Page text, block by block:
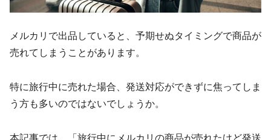
メルカリで出品していると、予期せぬタイミングで商品が
売れてしまうことがあります。
特に旅行中に売れた場合、発送対応ができずに焦ってしま
う方も多いのではないでしょうか。
本記事では、「旅行中にメルカリの商品が売れたけど発送